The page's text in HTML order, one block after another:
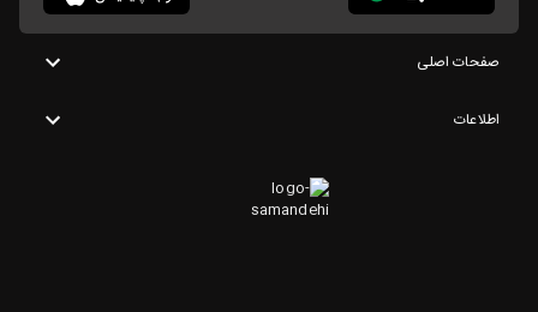
صفحات اصلی
اطلاعات